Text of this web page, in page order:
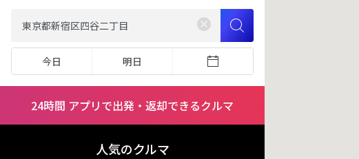
今日 明日
24時間 アプリで出発・返却できるクルマ
人気のクルマ